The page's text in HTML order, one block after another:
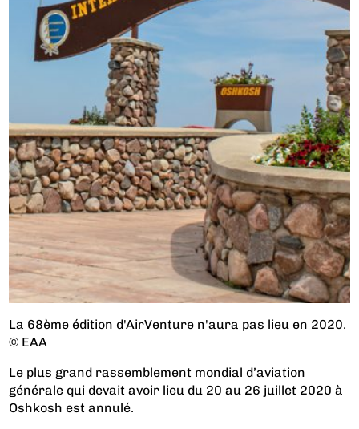
La 68ème édition d'AirVenture n'aura pas lieu en 2020.
© EAA
Le plus grand rassemblement mondial d’aviation
générale qui devait avoir lieu du 20 au 26 juillet 2020 à
Oshkosh est annulé.